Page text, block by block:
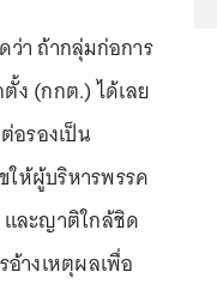
า ถ้ากลุ่มก่อการ
ง (กกต.) ได้เลย
อรองเป็น
ให้ผู้บริหารพรรค
และญาติใกล้ชิด
างเหตุผลเพื่อ